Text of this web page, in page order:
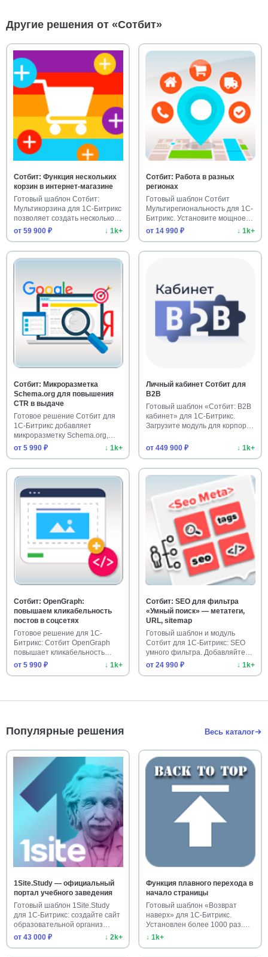
Другие решения от «Сотбит»
Сотбит: Функция нескольких
корзин в интернет-магазине
Готовый шаблон Сотбит:
Мультикорзина для 1С-Битрикс
позволяет создать несколько
…
от 59 900 ₽ ↓ 1k+
Сотбит: Работа в разных
регионах
Готовый шаблон Сотбит
Мультирегиональность для 1С-
Битрикс. Установите мощное
реш…
от 14 990 ₽ ↓ 1k+
Сотбит: Микроразметка
Schema.org для повышения
CTR в выдаче
Готовое решение Сотбит для
1С-Битрикс добавляет
микроразметку Schema.org,
повыша…
от 5 990 ₽ ↓ 1k+
Личный кабинет Сотбит для
B2B
Готовый шаблон «Сотбит: B2B
кабинет» для 1С-Битрикс.
Загрузите модуль для корпор…
от 449 900 ₽ ↓ 1k+
Сотбит: OpenGraph:
повышаем кликабельность
постов в соцсетях
Готовое решение для 1С-
Битрикс: Сотбит OpenGraph
повышает кликабельность
постов …
от 5 990 ₽ ↓ 1k+
Сотбит: SEO для фильтра
«Умный поиск» — метатеги,
URL, sitemap
Готовый шаблон и модуль
Сотбит для 1С-Битрикс: SEO
умного фильтра. Добавляйте
ме…
от 24 990 ₽ ↓ 1k+
Популярные решения Весь каталог
1Site.Study — официальный
портал учебного заведения
Готовый шаблон 1Site.Study
для 1С-Битрикс: создайте сайт
образовательной организ…
от 43 000 ₽
↓ 2k+
Функция плавного перехода в
начало страницы
Готовый шаблон «Возврат
наверх» для 1С-Битрикс.
Установлен более 1000 раз.
Улучш…
↓ 1k+